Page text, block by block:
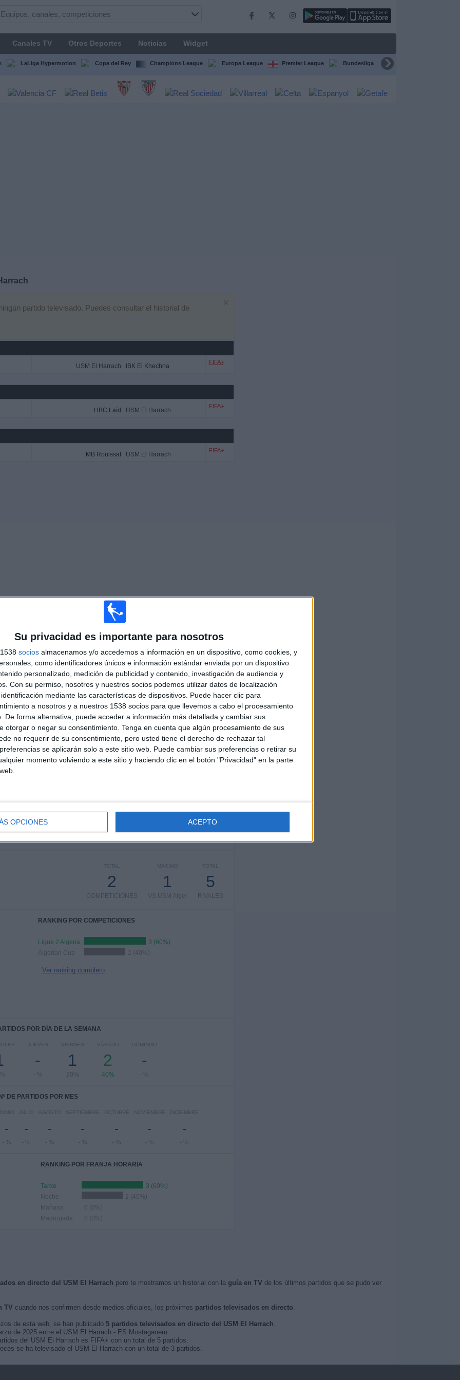
Su privacidad es importante para nosotros
socios almacenamos y/o accedemos a información en un dispositivo, como cookies, y
como identificadores únicos e información estándar enviada por un dispositivo
personalizado, medición de publicidad y contenido, investigación de audiencia y
Con su permiso, nosotros y nuestros socios podemos utilizar datos de localización
mediante las características de dispositivos. Puede hacer clic para
a nosotros y a nuestros 1538 socios para que llevemos a cabo el procesamiento
De forma alternativa, puede acceder a información más detallada y cambiar sus
otorgar o negar su consentimiento. Tenga en cuenta que algún procesamiento de sus
no requerir de su consentimiento, pero usted tiene el derecho de rechazar tal
se aplicarán solo a este sitio web. Puede cambiar sus preferencias o retirar su
momento volviendo a este sitio y haciendo clic en el botón "Privacidad" en la parte
OPCIONES ACEPTO
Canales TV Otros Deportes Noticias Widget
LaLiga Hypermotion Copa del Rey Champions League Europa League Premier League Bundesliga Supercopa de España
partido televisado. Puedes consultar el historial de
USM El Harrach IBK El Khechna
FIFA+
HBC Laïd USM El Harrach
FIFA+
MB Rouissat USM El Harrach
FIFA+
Más días
EN TELEVISIÓN EN ESPAÑA
los datos estadísticos de cuándo y dónde se televisan los partidos deFútboldel
, podemos dar los siguientes datos:
ÚLTIMO PARTIDO EN ABIERTO
USM El Harrach - IBK El Khechna
17/05/2025 Ligue 2 Algeria por FIFA+
TOTAL
1
CANALES TV
DÍAS
SIN PARTIDO
GRATUÍTO
PARTIDOS
0
CONSECUTIVOS
DE PAGO
TOTAL
5
RIVALES
MÁXIMO
1
VS USM Alger
TOTAL
2
COMPETICIONES
RANKING POR COMPETICIONES
Ligue 2 Algeria
3 (60%)
Algerian Cup
2 (40%)
Ver ranking completo
POR DÍA DE LA SEMANA
JUEVES
-
- %
VIERNES
1
20%
SÁBADO
2
40%
DOMINGO
-
- %
Nº DE PARTIDOS POR MES
JUNIO
-
- %
JULIO
-
- %
AGOSTO
-
- %
SEPTIEMBRE
-
- %
OCTUBRE
-
- %
NOVIEMBRE
-
- %
DICIEMBRE
-
- %
RANKING POR FRANJA HORARIA
Tarde
3 (60%)
Noche
2 (40%)
Mañana
0 (0%)
Madrugada
0 (0%)
en directo del USM El Harrach pero te mostramos un historial con la guía en TV de los últimos partidos que se pudo ver
TV cuando nos confirmen desde medios oficiales, los próximos partidos televisados en directo.
de esta web, se han publicado 5 partidos televisados en directo del USM El Harrach.
de 2025 entre el USM El Harrach - ES Mostaganem.
del USM El Harrach es FIFA+ con un total de 5 partidos.
se ha televisado el USM El Harrach con un total de 3 partidos.